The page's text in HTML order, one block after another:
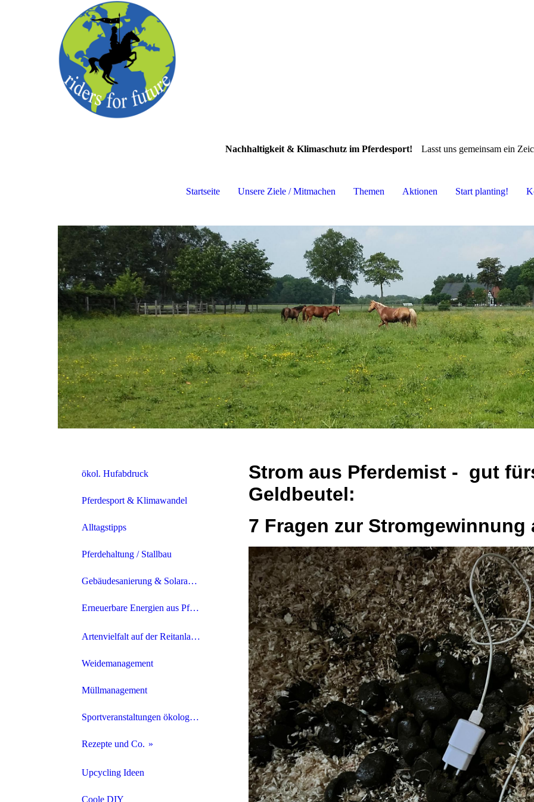
Nachhaltigkeit & Klimaschutz im Pferdesport! Lasst uns gemeinsam ein
Startseite Unsere Ziele / Mitmachen Themen Aktionen Start planting!
ökol. Hufabdruck
Pferdesport & Klimawandel
Alltagstipps
Pferdehaltung / Stallbau
Gebäudesanierung & Solaranlagen
Erneuerbare Energien aus Pferdemist
Strom aus Pferdemist
Heizen mit Pferdemist
Artenvielfalt auf der Reitanlage fördern
Weidemanagement
Müllmanagement
Sportveranstaltungen ökologischer gestalten
Rezepte und Co.
Pflegemittel für Pferd & Reiter*in
Natürliche Insektenabwehr
Upcycling Ideen
Coole DIY
Strom aus Pferdemist - gut
Geldbeutel:
7 Fragen zur Stromgewinnung